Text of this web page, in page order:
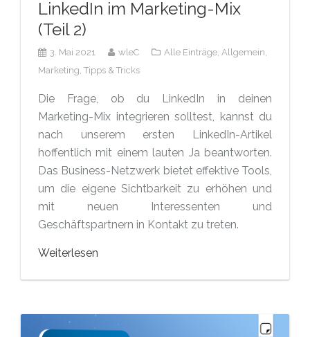
LinkedIn im Marketing-Mix
(Teil 2)
3. Mai 2021 wleC Alle Einträge, Allgemein,
Marketing, Tipps & Tricks
Die Frage, ob du LinkedIn in deinen
Marketing-Mix integrieren solltest, kannst du
nach unserem ersten LinkedIn-Artikel
hoffentlich mit einem lauten Ja beantworten.
Das Business-Netzwerk bietet effektive Tools,
um die eigene Sichtbarkeit zu erhöhen und
mit neuen Interessenten und
Geschäftspartnern in Kontakt zu treten.
Weiterlesen